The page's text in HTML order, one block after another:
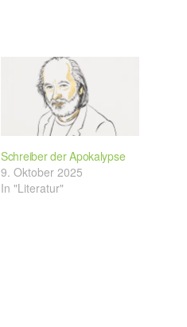
Schreiber der Apokalypse
9. Oktober 2025
In "Literatur"